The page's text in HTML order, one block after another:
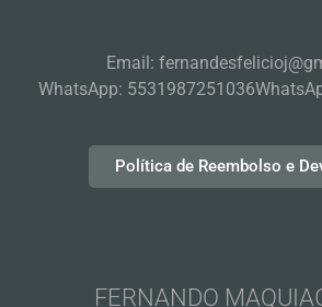
Email:
WhatsApp: 5531987251036
Política de Reembolso e
FERNANDO